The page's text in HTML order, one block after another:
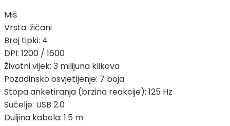
Miš
Vrsta: žičani
Broj tipki: 4
DPI: 1200 / 1600
Životni vijek: 3 milijuna klikova
Pozadinsko osvjetljenje: 7 boja
Stopa anketiranja (brzina reakcije): 125 Hz
Sučelje: USB 2.0
Duljina kabela: 1.5 m